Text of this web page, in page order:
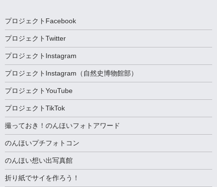
プロジェクトFacebook
プロジェクトTwitter
プロジェクトInstagram
プロジェクトInstagram（自然史博物館部）
プロジェクトYouTube
プロジェクトTikTok
撮っておき！のんほいフォトアワード
のんほいプチフォトコン
のんほい想い出写真館
折り紙でサイを作ろう！